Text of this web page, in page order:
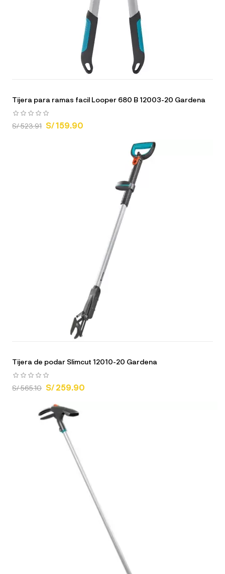
Tijera para ramas facil Looper 680 B 12003-20 Gardena
S/ 523.91 S/ 159.90
Tijera de podar Slimcut 12010-20 Gardena
S/ 565.10 S/ 259.90